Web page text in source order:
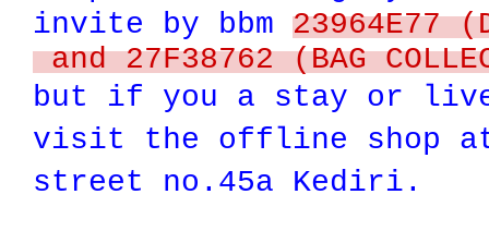
invite by bbm 23964E77
and 27F38762 (BAG
but if you a stay or
visit the offline shop at
street no.45a Kediri.